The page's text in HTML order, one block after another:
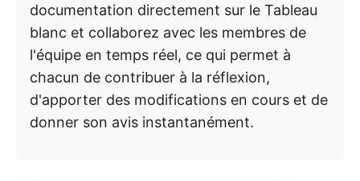
documentation directement sur le Tableau
blanc et collaborez avec les membres de
l'équipe en temps réel, ce qui permet à
chacun de contribuer à la réflexion,
d'apporter des modifications en cours et de
donner son avis instantanément.